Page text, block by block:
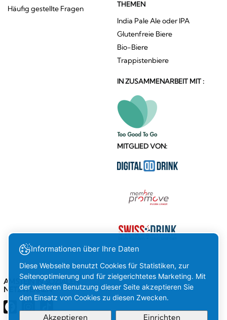
Häufig gestellte Fragen
THEMEN
India Pale Ale oder IPA
Glutenfreie Biere
Bio-Biere
Trappistenbiere
IN ZUSAMMENARBEIT MIT :
MITGLIED VON:
AMSTEIN IN SOZIALEN
NETZWERKEN
Informationen über Ihre Daten
Diese Webseite benutzt Cookies für Statistiken, zur
Seitenoptimierung und für zielgerichtetes Marketing. Mit
der weiteren Benutzung dieser Seite akzeptieren Sie
den Einsatz von Cookies zu diesen Zwecken.
Akzeptieren Einrichten